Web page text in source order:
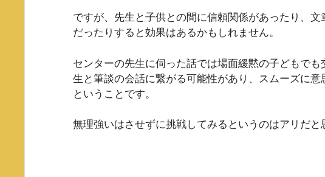
ですが、先生と子供との間に信頼関係があったり、
だったりすると効果はあるかもしれません。
センターの先生に伺った話では場面緩黙の子どもで
生と筆談の会話に繋がる可能性があり、スムーズに意
ということです。
無理強いはさせずに挑戦してみるというのはアリだと